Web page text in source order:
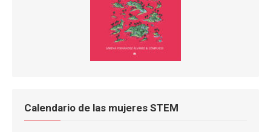
Calendario de las mujeres STEM